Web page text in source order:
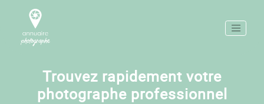
Trouvez rapidement votre
photographe professionnel